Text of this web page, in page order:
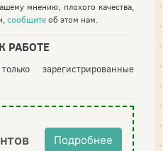
мнению, плохого качества,
сообщитеоб этом нам.
РАБОТЕ
зарегистрированные
Подробнее